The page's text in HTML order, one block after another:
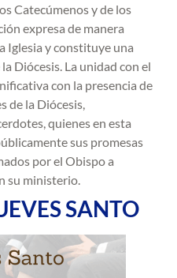
Catecúmenos y de los
expresa de manera
Iglesia y constituye una
Diócesis. La unidad con el
con la presencia de
de la Diócesis,
quienes en esta
sus promesas
por el Obispo a
su ministerio.
SANTO